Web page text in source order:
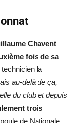
Chavent
fois de sa
technicien la
au-delà de ça,
du club et depuis
trois
de Nationale